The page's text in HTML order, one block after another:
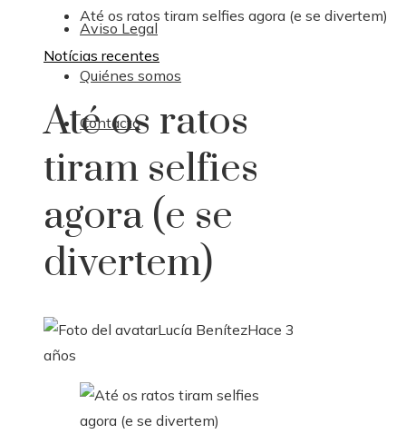
Aviso Legal
Quiénes somos
Contacto
Até os ratos tiram selfies agora (e se divertem)
Notícias recentes
Até os ratos
tiram selfies
agora (e se
divertem)
Lucía BenítezHace 3
años